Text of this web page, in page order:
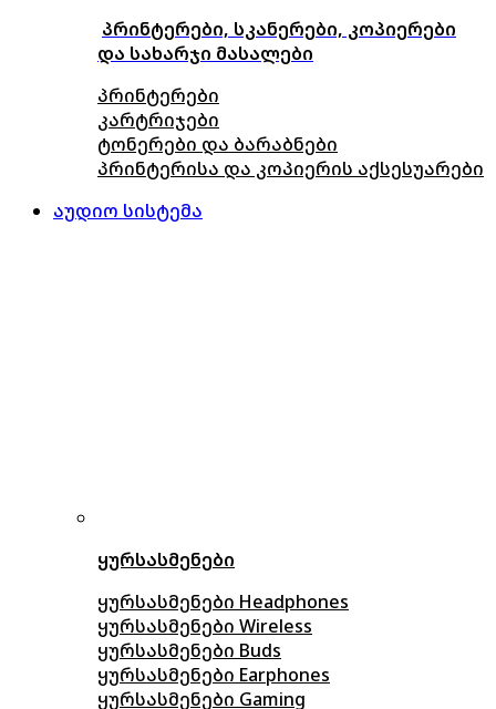
პრინტერები, სკანერები, კოპიერები
და სახარჯი მასალები
პრინტერები
კარტრიჯები
ტონერები და ბარაბნები
პრინტერისა და კოპიერის აქსესუარები
აუდიო სისტემა
ყურსასმენები
ყურსასმენები Headphones
ყურსასმენები Wireless
ყურსასმენები Buds
ყურსასმენები Earphones
ყურსასმენები Gaming